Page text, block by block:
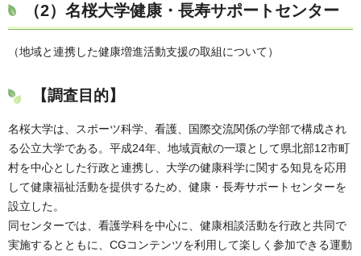
（2） 名桜大学健康・長寿サポートセンター
（地域と連携した健康増進活動支援の取組について）
【調査目的】
名桜大学は、スポーツ科学、看護、国際交流関係の学部で構成され
る公立大学である。平成24年、地域貢献の一環として県北部12市町
村を中心とした行政と連携し、大学の健康科学に関する知見を応用
して健康福祉活動を提供するため、健康・長寿サポートセンターを
設立した。
同センターでは、看護学科を中心に、健康相談活動を行政と共同で
実施するとともに、CGコンテンツを利用して楽しく参加できる運動